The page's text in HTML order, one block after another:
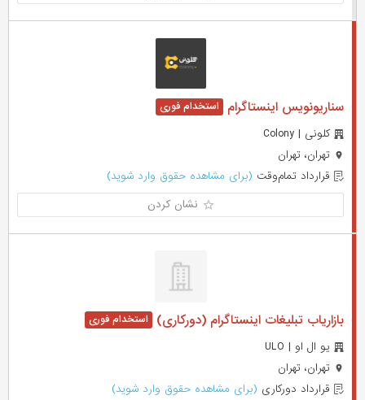
سناریونویس اینستاگرام
کلونی | Colony
تهران، تهران
قرارداد تمام‌وقت (برای مشاهده حقوق وارد شوید)
نشان کردن
بازاریاب تبلیغات اینستاگرام (دورکاری)
یو ال او | ULO
تهران، تهران
قرارداد دورکاری (برای مشاهده حقوق وارد شوید)